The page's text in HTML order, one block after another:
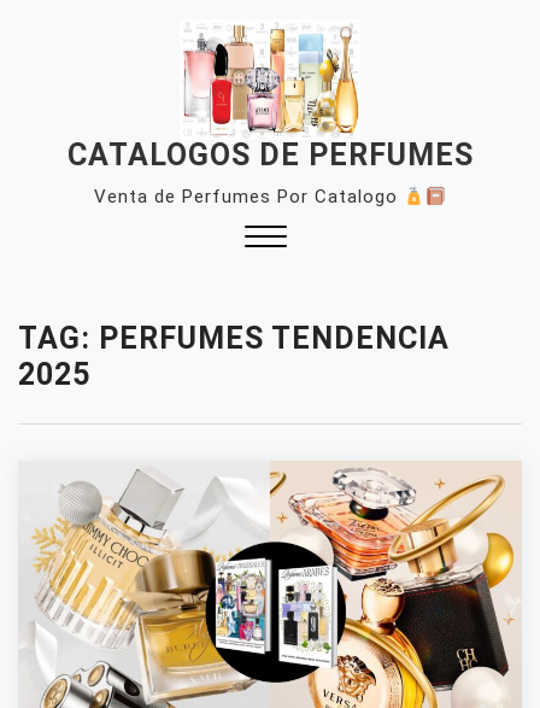
CATALOGOS DE PERFUMES
Venta de Perfumes Por Catalogo
TAG: PERFUMES TENDENCIA
2025